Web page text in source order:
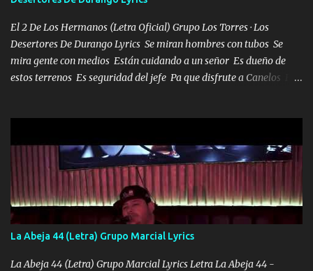
misma piedra me vuelvo a tropezar Cuando ando de enamorado
en corto me tiró a per...
El 2 De Los Hermanos (Letra Oficial) Grupo Los Torres · Los
Desertores De Durango Lyrics Se miran hombres con tubos Se
mira gente con medios Están cuidando a un señor Es dueño de
estos terrenos Es seguridad del jefe Pa que disfrute a Canelos Es
ni tampoco las mujeres porque es platica de grandes por eso hay
que estar alegres doy las instrucciones para atender los deberes
Música Si es que salta algún problema de confianza tengo gente
ahí está el Hombre Cuarenta y también Pariente 7 arreglan
cualquier problema no más es cuestión que ordené NOS HACE
FALTA UN HERMANO DE CLAVE ERA EL 24 SIEMPRE FUE UN
HOMBRE VALIENTE POR ALGO M'URIÓ PELEAND0 SIEMPRE
VIO POR LA FAMILIA PARA QUE SIGA EL LEGADO Es el DOS de
La Abeja 44 (Letra) Grupo Marcial Lyrics
La Abeja 44 (Letra) Grupo Marcial Lyrics Letra La Abeja 44 -